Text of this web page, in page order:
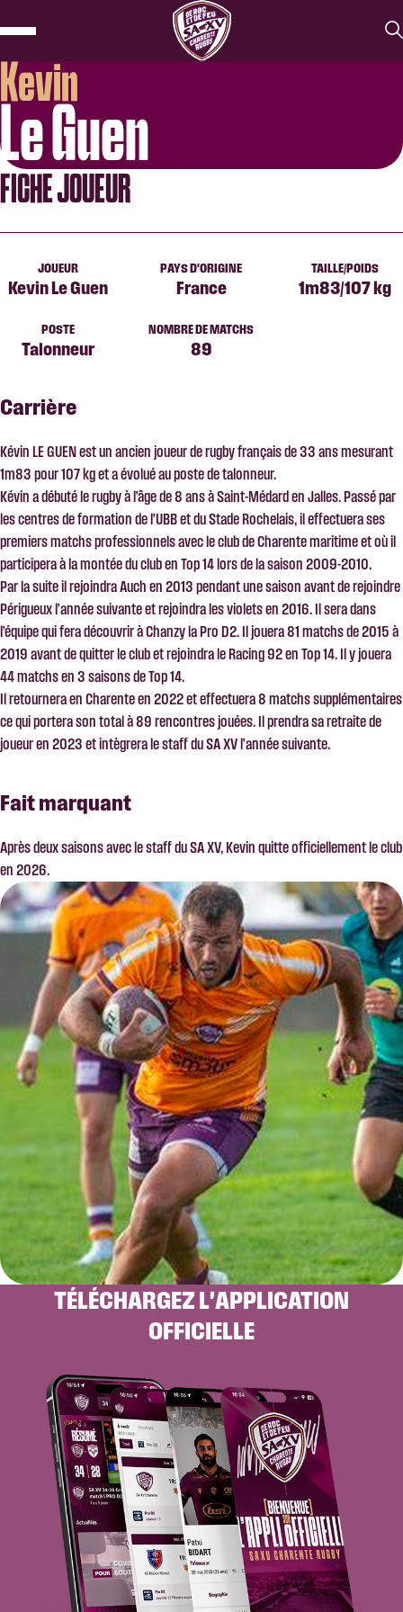
Kevin
Le Guen
FICHE JOUEUR
JOUEUR
Kevin Le Guen
PAYS D'ORIGINE
France
TAILLE/POIDS
1m83/107 kg
POSTE
Talonneur
NOMBRE DE MATCHS
89
Carrière
Kévin LE GUEN est un ancien joueur de rugby français de 33 ans mesurant
1m83 pour 107 kg et a évolué au poste de talonneur.
Kévin a débuté le rugby à l’âge de 8 ans à Saint-Médard en Jalles. Passé par
les centres de formation de l’UBB et du Stade Rochelais, il effectuera ses
premiers matchs professionnels avec le club de Charente maritime et où il
participera à la montée du club en Top 14 lors de la saison 2009-2010.
Par la suite il rejoindra Auch en 2013 pendant une saison avant de rejoindre
Périgueux l’année suivante et rejoindra les violets en 2016. Il sera dans
l’équipe qui fera découvrir à Chanzy la Pro D2. Il jouera 81 matchs de 2015 à
2019 avant de quitter le club et rejoindra le Racing 92 en Top 14. Il y jouera
44 matchs en 3 saisons de Top 14.
Il retournera en Charente en 2022 et effectuera 8 matchs supplémentaires
ce qui portera son total à 89 rencontres jouées. Il prendra sa retraite de
joueur en 2023 et intègrera le staff du SA XV l’année suivante.
Fait marquant
Après deux saisons avec le staff du SA XV, Kevin quitte officiellement le club
en 2026.
TÉLÉCHARGEZ L'APPLICATION
OFFICIELLE